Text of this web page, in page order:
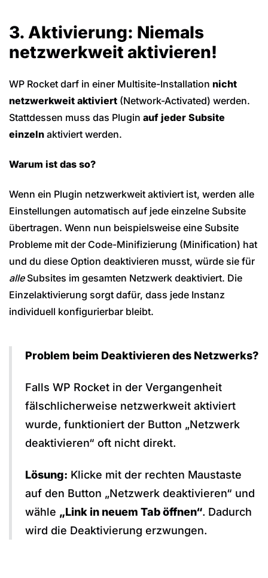
3. Aktivierung: Niemals
netzwerkweit aktivieren!
WP Rocket darf in einer Multisite-Installation nicht
netzwerkweit aktiviert (Network-Activated) werden.
Stattdessen muss das Plugin auf jeder Subsite
einzeln aktiviert werden.
Warum ist das so?
Wenn ein Plugin netzwerkweit aktiviert ist, werden alle
Einstellungen automatisch auf jede einzelne Subsite
übertragen. Wenn nun beispielsweise eine Subsite
Probleme mit der Code-Minifizierung (Minification) hat
und du diese Option deaktivieren musst, würde sie für
alleSubsites im gesamten Netzwerk deaktiviert. Die
Einzelaktivierung sorgt dafür, dass jede Instanz
individuell konfigurierbar bleibt.
Problem beim Deaktivieren des Netzwerks?
Falls WP Rocket in der Vergangenheit
fälschlicherweise netzwerkweit aktiviert
wurde, funktioniert der Button „Netzwerk
deaktivieren“ oft nicht direkt.
Lösung: Klicke mit der rechten Maustaste
auf den Button „Netzwerk deaktivieren“ und
wähle „Link in neuem Tab öffnen“. Dadurch
wird die Deaktivierung erzwungen.